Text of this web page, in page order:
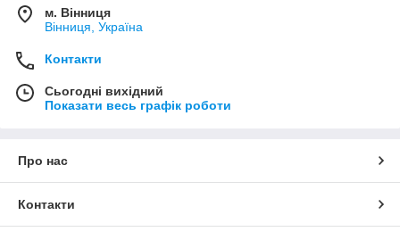
м. Вінниця
Вінниця, Україна
Контакти
Сьогодні вихідний
Показати весь графік роботи
Про нас
Контакти